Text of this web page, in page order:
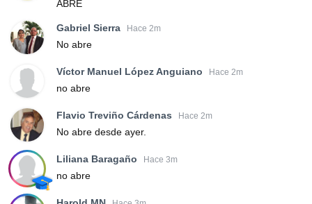
ABRE
Gabriel Sierra Hace 2m
No abre
Víctor Manuel López Anguiano Hace 2m
no abre
Flavio Treviño Cárdenas Hace 2m
No abre desde ayer.
Liliana Baragaño Hace 3m
no abre